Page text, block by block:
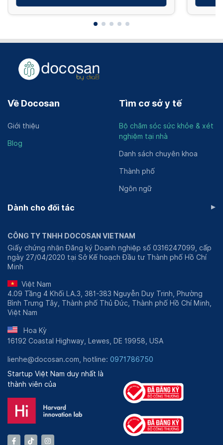
Về Docosan
Giới thiệu
Blog
Tìm cơ sở y tế
Bộ chăm sóc sức khỏe & xét
nghiệm tại nhà
Danh sách chuyên khoa
Thành phố
Ngôn ngữ
Dành cho đối tác ▸
CÔNG TY TNHH DOCOSAN VIETNAM
Giấy chứng nhận Đăng ký Doanh nghiệp số 0316247099, cấp
ngày 27/04/2020 tại Sở Kế hoạch Đầu tư Thành phố Hồ Chí
Minh
Việt Nam
4.09 Tầng 4 Khối LA.3, 381-383 Nguyễn Duy Trinh, Phường
Bình Trưng Tây, Thành phố Thủ Đức, Thành phố Hồ Chí Minh,
Việt Nam
Hoa Kỳ
16192 Coastal Highway, Lewes, DE 19958, USA
lienhe@docosan.com, hotline: 0971786750
Startup Việt Nam duy nhất là
thành viên của